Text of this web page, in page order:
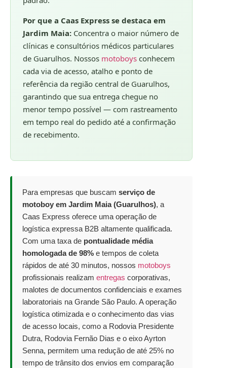
Por que a Caas Express se destaca em
Jardim Maia: Concentra o maior número de
clínicas e consultórios médicos particulares
de Guarulhos. Nossos motoboys conhecem
cada via de acesso, atalho e ponto de
referência da região central de Guarulhos,
garantindo que sua entrega chegue no
menor tempo possível — com rastreamento
em tempo real do pedido até a confirmação
de recebimento.
Para empresas que buscam serviço de
motoboy em Jardim Maia (Guarulhos), a
Caas Express oferece uma operação de
logística expressa B2B altamente qualificada.
Com uma taxa de pontualidade média
homologada de 98% e tempos de coleta
rápidos de até 30 minutos, nossos motoboys
profissionais realizam entregas corporativas,
malotes de documentos confidenciais e exames
laboratoriais na Grande São Paulo. A operação
logística otimizada e o conhecimento das vias
de acesso locais, como a Rodovia Presidente
Dutra, Rodovia Fernão Dias e o eixo Ayrton
Senna, permitem uma redução de até 25% no
tempo de trânsito dos envios em comparação